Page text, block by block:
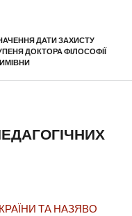
ДАТИ ЗАХИСТУ
ДОКТОРА ФІЛОСОФІЇ
ТА НАЗЯВО